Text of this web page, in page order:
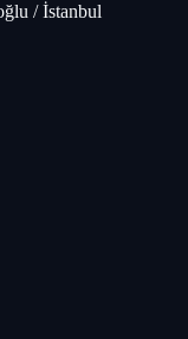
/ İstanbul